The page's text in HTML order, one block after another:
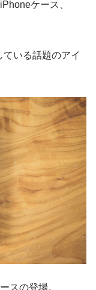
ケース、
ている話題のアイ
スの登場。